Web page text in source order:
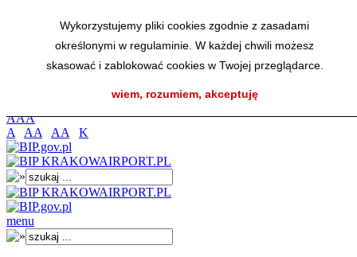
Wykorzystujemy pliki cookies zgodnie z zasadami
określonymi w regulaminie. W każdej chwili możesz
skasować i zablokować cookies w Twojej przeglądarce.
wiem, rozumiem, akceptuję
Przejdź do menu głównego
Przejdź do menu dolnego
Przejdź do mapy strony
Przejdź do wyszukiwarki
AAA
A
AA AA K
menu